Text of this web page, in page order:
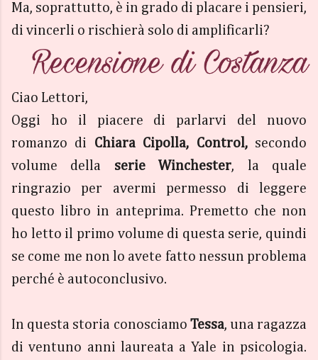
Ma, soprattutto, è in grado di placare i pensieri,
di vincerli o rischierà solo di amplificarli?
Ciao Lettori,
Oggi ho il piacere di parlarvi del nuovo
romanzo di Chiara Cipolla, Control,secondo
volume della serie Winchester, la quale
ringrazio per avermi permesso di leggere
questo libro in anteprima. Premetto che non
ho letto il primo volume di questa serie, quindi
se come me non lo avete fatto nessun problema
perché è autoconclusivo.
In questa storia conosciamo Tessa, una ragazza
di ventuno anni laureata a Yale in psicologia.